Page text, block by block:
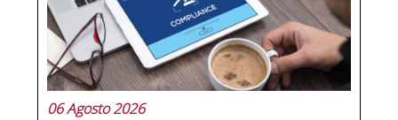
06 Agosto 2026